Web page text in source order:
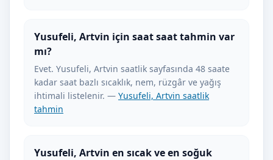
Yusufeli, Artvin için saat saat tahmin var
mı?
Evet. Yusufeli, Artvin saatlik sayfasında 48 saate
kadar saat bazlı sıcaklık, nem, rüzgâr ve yağış
ihtimali listelenir. — Yusufeli, Artvin saatlik
tahmin
Yusufeli, Artvin en sıcak ve en soğuk